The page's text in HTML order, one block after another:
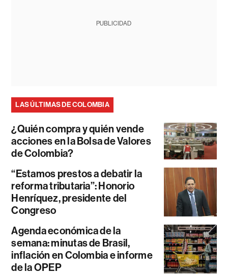
PUBLICIDAD
LAS ÚLTIMAS DE COLOMBIA
¿Quién compra y quién vende
acciones en la Bolsa de Valores
de Colombia?
“Estamos prestos a debatir la
reforma tributaria”: Honorio
Henríquez, presidente del
Congreso
Agenda económica de la
semana: minutas de Brasil,
inflación en Colombia e informe
de la OPEP